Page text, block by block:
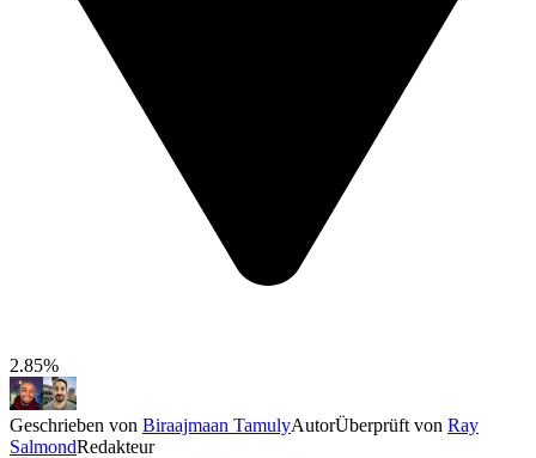
2.85%
Geschrieben von Biraajmaan TamulyAutorÜberprüft von Ray
SalmondRedakteur